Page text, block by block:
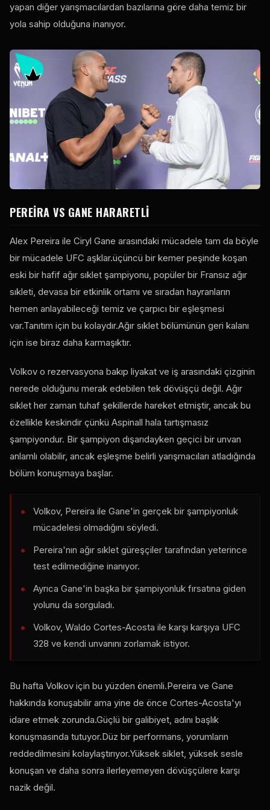
yapan diğer yarışmacılardan bazılarına göre daha temiz bir
yola sahip olduğuna inanıyor.
PEREIRA VS GANE HARARETLI
Alex Pereira ile Ciryl Gane arasındaki mücadele tam da böyle
bir mücadele UFC aşklar.üçüncü bir kemer peşinde koşan
eski bir hafif ağır sıklet şampiyonu, popüler bir Fransız ağır
sıkleti, devasa bir etkinlik ortamı ve sıradan hayranların
hemen anlayabileceği temiz ve çarpıcı bir eşleşmesi
var.Tanıtım için bu kolaydır.Ağır sıklet bölümünün geri kalanı
için ise biraz daha karmaşıktır.
Volkov o rezervasyona bakıp liyakat ve iş arasındaki çizginin
nerede olduğunu merak edebilen tek dövüşçü değil. Ağır
sıklet her zaman tuhaf şekillerde hareket etmiştir, ancak bu
özellikle keskindir çünkü Aspinall hala tartışmasız
şampiyondur. Bir şampiyon dışarıdayken geçici bir unvan
anlamlı olabilir, ancak eşleşme belirli yarışmacıları atladığında
bölüm konuşmaya başlar.
Volkov, Pereira ile Gane'in gerçek bir şampiyonluk
mücadelesi olmadığını söyledi.
Pereira'nın ağır sıklet güreşçiler tarafından yeterince
test edilmediğine inanıyor.
Ayrıca Gane'in başka bir şampiyonluk fırsatına giden
yolunu da sorguladı.
Volkov, Waldo Cortes-Acosta ile karşı karşıya UFC
328 ve kendi unvanını zorlamak istiyor.
Bu hafta Volkov için bu yüzden önemli.Pereira ve Gane
hakkında konuşabilir ama yine de önce Cortes-Acosta'yı
idare etmek zorunda.Güçlü bir galibiyet, adını başlık
konuşmasında tutuyor.Düz bir performans, yorumların
reddedilmesini kolaylaştırıyor.Yüksek siklet, yüksek sesle
konuşan ve daha sonra ilerleyemeyen dövüşçülere karşı
nazik değil.